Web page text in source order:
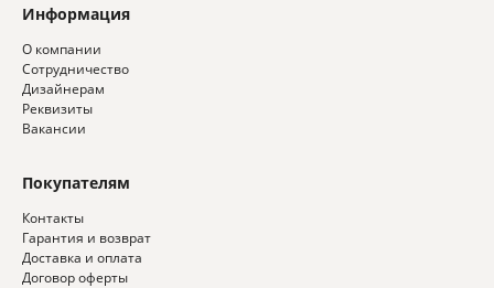
Информация
О компании
Сотрудничество
Дизайнерам
Реквизиты
Вакансии
Покупателям
Контакты
Гарантия и возврат
Доставка и оплата
Договор оферты